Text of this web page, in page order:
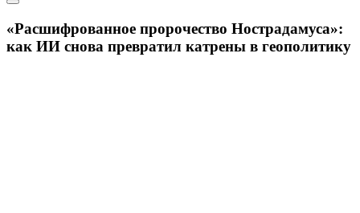
«Расшифрованное пророчество Нострадамуса»:
как ИИ снова превратил катрены в геополитику